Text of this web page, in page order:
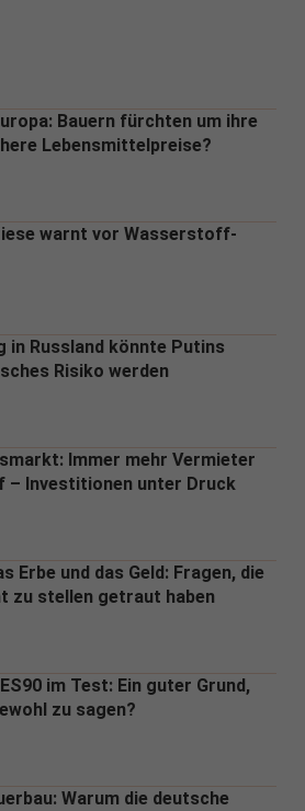
Bauern fürchten um ihre
Lebensmittelpreise?
warnt vor Wasserstoff-
in Russland könnte Putins
Risiko werden
Immer mehr Vermieter
– Investitionen unter Druck
Erbe und das Geld: Fragen, die
zu stellen getraut haben
im Test: Ein guter Grund,
zu sagen?
Warum die deutsche